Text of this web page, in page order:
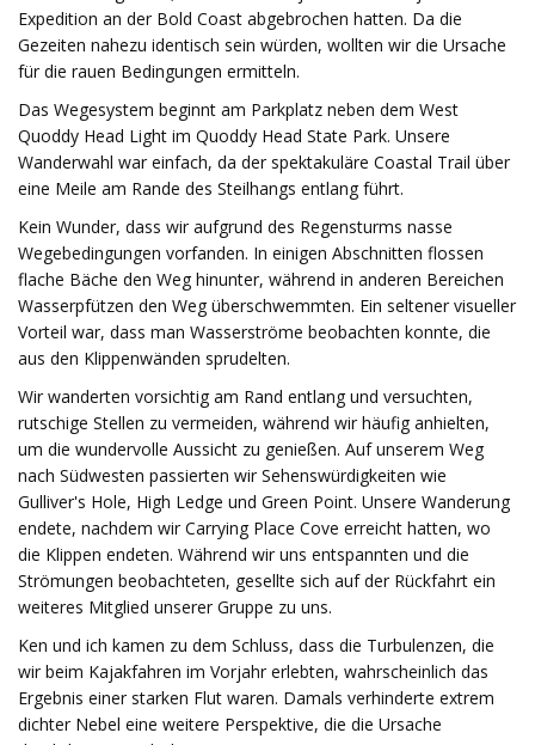
Expedition an der Bold Coast abgebrochen hatten. Da die
Gezeiten nahezu identisch sein würden, wollten wir die Ursache
für die rauen Bedingungen ermitteln.
Das Wegesystem beginnt am Parkplatz neben dem West
Quoddy Head Light im Quoddy Head State Park. Unsere
Wanderwahl war einfach, da der spektakuläre Coastal Trail über
eine Meile am Rande des Steilhangs entlang führt.
Kein Wunder, dass wir aufgrund des Regensturms nasse
Wegebedingungen vorfanden. In einigen Abschnitten flossen
flache Bäche den Weg hinunter, während in anderen Bereichen
Wasserpfützen den Weg überschwemmten. Ein seltener visueller
Vorteil war, dass man Wasserströme beobachten konnte, die
aus den Klippenwänden sprudelten.
Wir wanderten vorsichtig am Rand entlang und versuchten,
rutschige Stellen zu vermeiden, während wir häufig anhielten,
um die wundervolle Aussicht zu genießen. Auf unserem Weg
nach Südwesten passierten wir Sehenswürdigkeiten wie
Gulliver's Hole, High Ledge und Green Point. Unsere Wanderung
endete, nachdem wir Carrying Place Cove erreicht hatten, wo
die Klippen endeten. Während wir uns entspannten und die
Strömungen beobachteten, gesellte sich auf der Rückfahrt ein
weiteres Mitglied unserer Gruppe zu uns.
Ken und ich kamen zu dem Schluss, dass die Turbulenzen, die
wir beim Kajakfahren im Vorjahr erlebten, wahrscheinlich das
Ergebnis einer starken Flut waren. Damals verhinderte extrem
dichter Nebel eine weitere Perspektive, die die Ursache